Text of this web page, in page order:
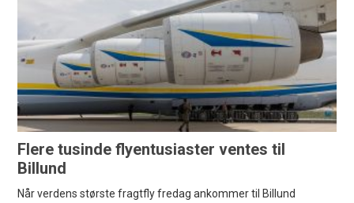
Flere tusinde flyentusiaster ventes til
Billund
Når verdens største fragtfly fredag ankommer til Billund